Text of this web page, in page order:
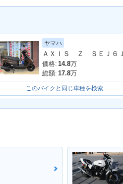
ヤマハ
価格: 14.8万
総額: 17.8万
このバイクと同じ車種を検索